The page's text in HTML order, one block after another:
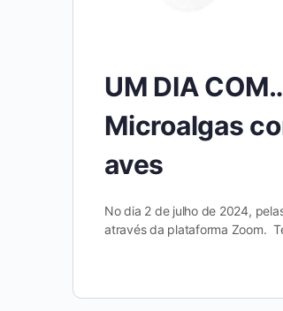
UM DIA
Microalgas
aves
No dia 2 de julho de 2024,
através da plataforma Zoom.